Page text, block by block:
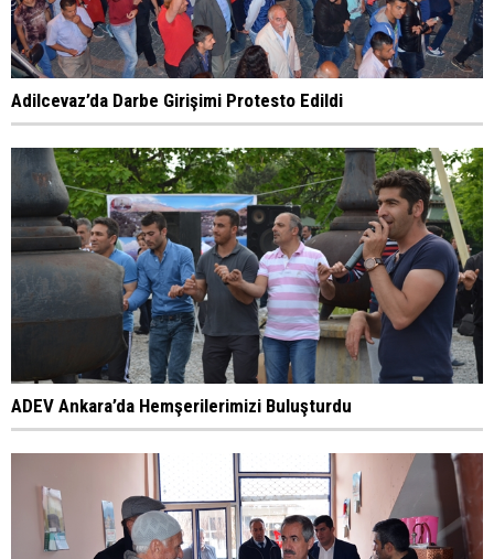
Adilcevaz’da Darbe Girişimi Protesto Edildi
ADEV Ankara’da Hemşerilerimizi Buluşturdu